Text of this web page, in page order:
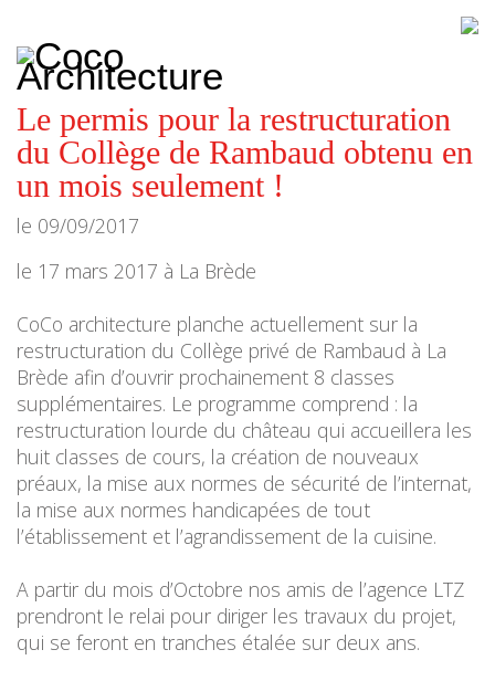
Architecture
architecture,
urbanisme,
etc.
Le permis pour la restructuration
du Collège de Rambaud obtenu en
un mois seulement !
le 09/09/2017
le 17 mars 2017 à La Brède
CoCo architecture planche actuellement sur la
restructuration du Collège privé de Rambaud à La
Brède afin d’ouvrir prochainement 8 classes
supplémentaires. Le programme comprend : la
restructuration lourde du château qui accueillera les
huit classes de cours, la création de nouveaux
préaux, la mise aux normes de sécurité de l’internat,
la mise aux normes handicapées de tout
l’établissement et l’agrandissement de la cuisine.
A partir du mois d’Octobre nos amis de l’agence LTZ
prendront le relai pour diriger les travaux du projet,
qui se feront en tranches étalée sur deux ans.